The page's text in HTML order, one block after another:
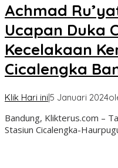
Achmad
Ucapan Duka
Kecelakaan
Cicalengka
Klik Hari ini|5 Januari 2024
Bandung, Klikterus.com –
Stasiun Cicalengka-